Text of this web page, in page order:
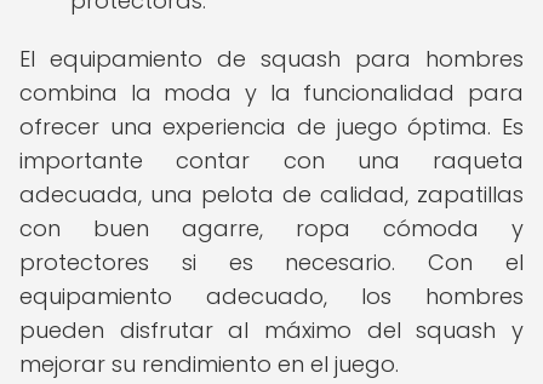
El equipamiento de squash para hombres
combina la moda y la funcionalidad para
ofrecer una experiencia de juego óptima. Es
importante contar con una raqueta
adecuada, una pelota de calidad, zapatillas
con buen agarre, ropa cómoda y
protectores si es necesario. Con el
equipamiento adecuado, los hombres
pueden disfrutar al máximo del squash y
mejorar su rendimiento en el juego.